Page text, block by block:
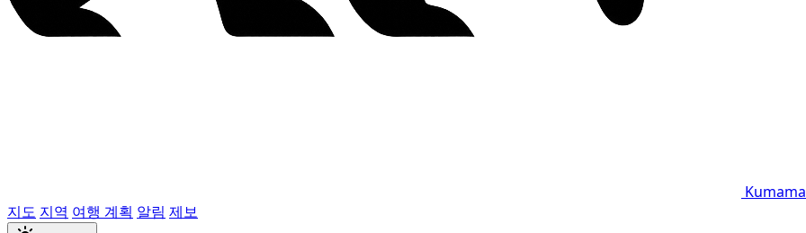
지도 지역 여행 계획 알림 제보